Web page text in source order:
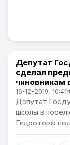
В России
Депутат
сделал
чиновникам
16-12-2019, 10:41
Депутат
школы в
Гидроторф